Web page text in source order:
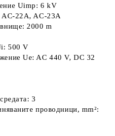
Uimp: 6 kV
AC-22A, AC-23A
2000 m
500 V
Ue: AC 440 V, DC 32
3
проводници, mm²: